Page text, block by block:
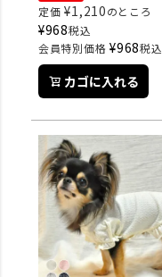
定価 ¥1,210のところ
¥968税込
会員特別価格 ¥968税込
カゴに入れる